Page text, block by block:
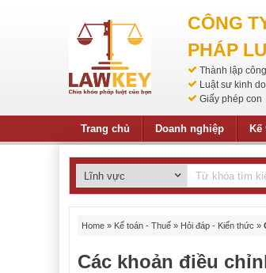
CÔNG
PHÁP
Thành lập
Luật sư kinh
Giấy phép con
Trang chủ Doanh nghiệp Kế
Home » Kế toán - Thuế » Hỏi đáp - Kiến thức »
Các khoản điều